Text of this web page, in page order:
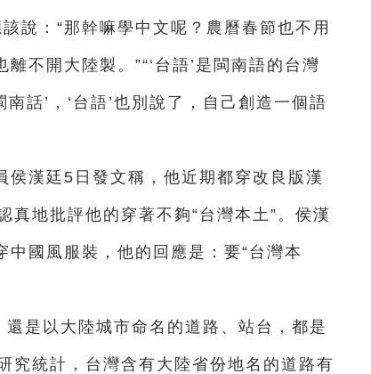
說：“那幹嘛學中文呢？農曆春節也不用
不開大陸製。”“‘台語’是閩南語的台灣
南話’，‘台語’也別說了，自己創造一個語
侯漢廷5日發文稱，他近期都穿改良版漢
真地批評他的穿著不夠“台灣本土”。侯漢
中國風服裝，他的回應是：要“台灣本
是以大陸城市命名的道路、站台，都是
究統計，台灣含有大陸省份地名的道路有